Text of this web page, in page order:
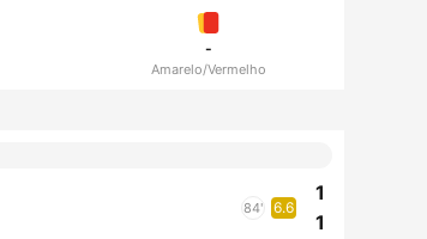
-
Amarelo/Vermelho
84' 6.6
1
1